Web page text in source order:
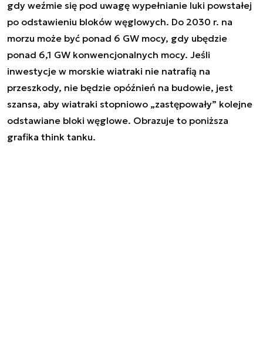
gdy weźmie się pod uwagę wypełnianie luki powstałej
po odstawieniu bloków węglowych. Do 2030 r. na
morzu może być ponad 6 GW mocy, gdy ubędzie
ponad 6,1 GW konwencjonalnych mocy. Jeśli
inwestycje w morskie wiatraki nie natrafią na
przeszkody, nie będzie opóźnień na budowie, jest
szansa, aby wiatraki stopniowo „zastępowały” kolejne
odstawiane bloki węglowe. Obrazuje to poniższa
grafika think tanku.